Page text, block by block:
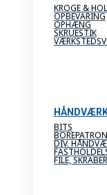
KROGE &
OPBEVARING
OPHÆNG
SKRUESTIK
BITS
DIV.
FILE,